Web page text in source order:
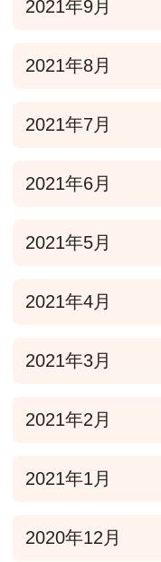
2021年9月
2021年8月
2021年7月
2021年6月
2021年5月
2021年4月
2021年3月
2021年2月
2021年1月
2020年12月